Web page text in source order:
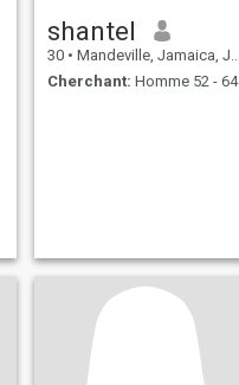
shantel
30 • Mandeville, Jamaica, Jamaique
Cherchant: Homme 52 - 64